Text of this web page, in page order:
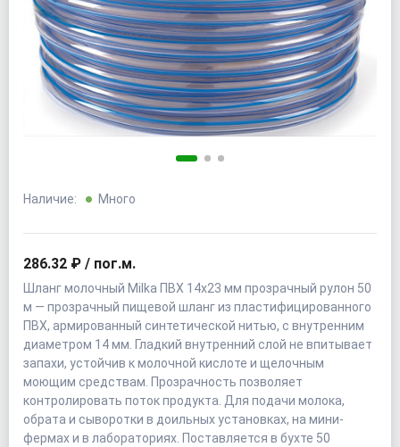
Наличие: Много
286.32 ₽ / пог.м.
Шланг молочный Milka ПВХ 14x23 мм прозрачный рулон 50
м — прозрачный пищевой шланг из пластифицированного
ПВХ, армированный синтетической нитью, с внутренним
диаметром 14 мм. Гладкий внутренний слой не впитывает
запахи, устойчив к молочной кислоте и щелочным
моющим средствам. Прозрачность позволяет
контролировать поток продукта. Для подачи молока,
обрата и сыворотки в доильных установках, на мини-
фермах и в лабораториях. Поставляется в бухте 50